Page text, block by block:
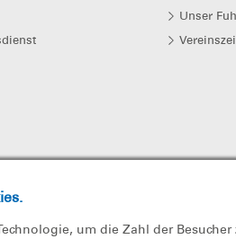
um die Zahl der
Unser
Zentral unter der Steuernummer